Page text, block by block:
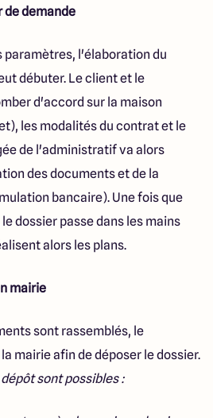
de demande
paramètres, l'élaboration du
débuter. Le client et le
d'accord sur la maison
les modalités du contrat et le
de l'administratif va alors
des documents et de la
bancaire). Une fois que
dossier passe dans les mains
alors les plans.
mairie
sont rassemblés, le
mairie afin de déposer le dossier.
sont possibles :